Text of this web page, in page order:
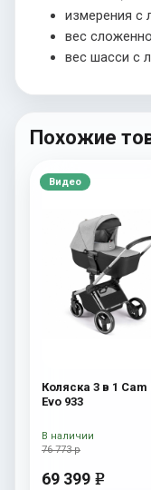
измерения с
вес
вес шасси с
Похожие
Видео
Коляска 3 в 1 Cam
Evo 933
76 773 р
69 399 e
В наличии